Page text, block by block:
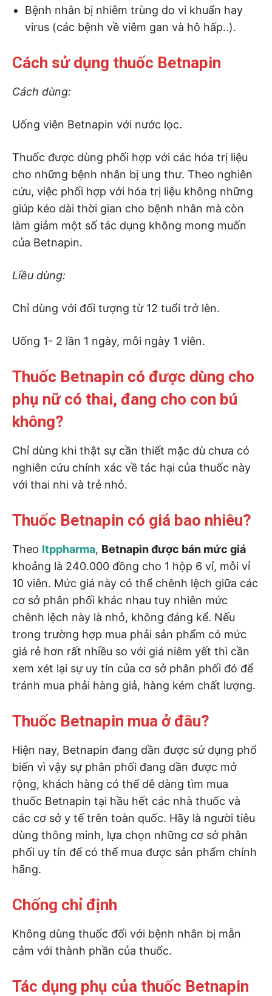
Bệnh nhân bị nhiễm trùng do vi khuẩn hay
virus (các bệnh về viêm gan và hô hấp..).
Cách sử dụng thuốc Betnapin
Cách dùng:
Uống viên Betnapin với nước lọc.
Thuốc được dùng phối hợp với các hóa trị liệu
cho những bệnh nhân bị ung thư. Theo nghiên
cứu, việc phối hợp với hóa trị liệu không những
giúp kéo dài thời gian cho bệnh nhân mà còn
làm giảm một số tác dụng không mong muốn
của Betnapin.
Liều dùng:
Chỉ dùng với đối tượng từ 12 tuổi trở lên.
Uống 1- 2 lần 1 ngày, mỗi ngày 1 viên.
Thuốc Betnapin có được dùng cho
phụ nữ có thai, đang cho con bú
không?
Chỉ dùng khi thật sự cần thiết mặc dù chưa có
nghiên cứu chính xác về tác hại của thuốc này
với thai nhi và trẻ nhỏ.
Thuốc Betnapin có giá bao nhiêu?
Theo Itppharma, Betnapin được bán mức giá
khoảng là 240.000 đồng cho 1 hộp 6 vỉ, mỗi vỉ
10 viên. Mức giá này có thể chênh lệch giữa các
cơ sở phân phối khác nhau tuy nhiên mức
chênh lệch này là nhỏ, không đáng kể. Nếu
trong trường hợp mua phải sản phẩm có mức
giá rẻ hơn rất nhiều so với giá niêm yết thì cần
xem xét lại sự uy tín của cơ sở phân phối đó để
tránh mua phải hàng giả, hàng kém chất lượng.
Thuốc Betnapin mua ở đâu?
Hiện nay, Betnapin đang dần được sử dụng phổ
biến vì vậy sự phân phối đang dần được mở
rộng, khách hàng có thể dễ dàng tìm mua
thuốc Betnapin tại hầu hết các nhà thuốc và
các cơ sở y tế trên toàn quốc. Hãy là người tiêu
dùng thông minh, lựa chọn những cơ sở phân
phối uy tín để có thể mua được sản phẩm chính
hãng.
Chống chỉ định
Không dùng thuốc đối với bệnh nhân bị mẫn
cảm với thành phần của thuốc.
Tác dụng phụ của thuốc Betnapin